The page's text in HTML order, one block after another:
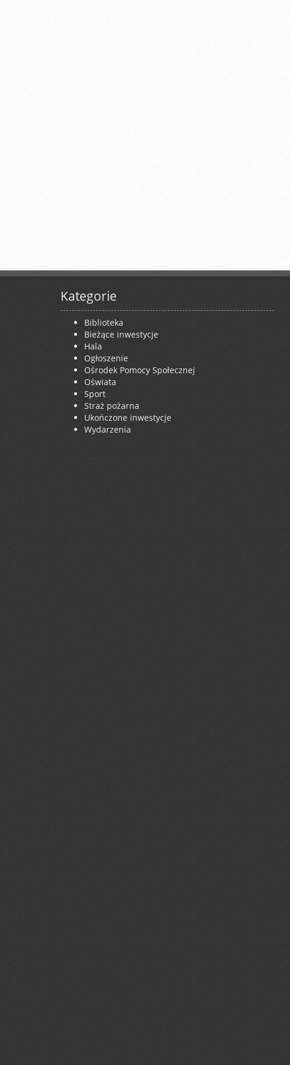
Kategorie
Biblioteka
Bieżące inwestycje
Hala
Ogłoszenie
Ośrodek Pomocy Społecznej
Oświata
Sport
Straż pożarna
Ukończone inwestycje
Wydarzenia